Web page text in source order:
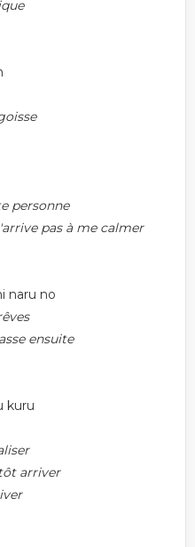
personne
pas à me calmer
naru no
ensuite
kuru
arriver